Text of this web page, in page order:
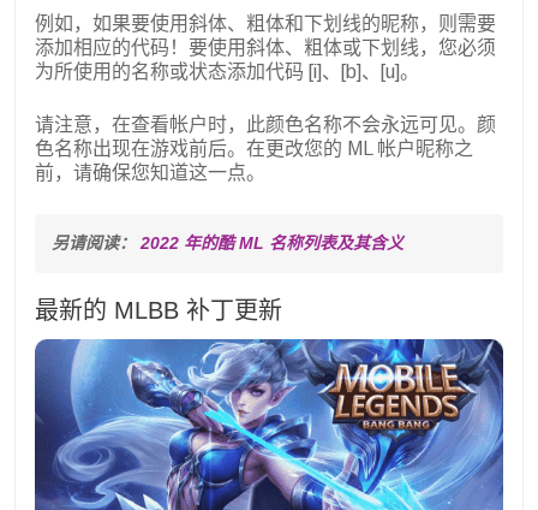
例如，如果要使用斜体、粗体和下划线的昵称，则需要
添加相应的代码！要使用斜体、粗体或下划线，您必须
为所使用的名称或状态添加代码 [i]、[b]、[u]。
请注意，在查看帐户时，此颜色名称不会永远可见。颜
色名称出现在游戏前后。在更改您的 ML 帐户昵称之
前，请确保您知道这一点。
另请阅读： 2022 年的酷 ML 名称列表及其含义
最新的 MLBB 补丁更新